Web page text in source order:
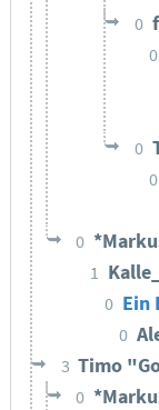
0
0
0
0
0
1
0 Ein
0
3 Timo
0